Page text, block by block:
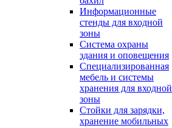
Информационные
стенды для входной
зоны
Система охраны
здания и оповещения
Специализированная
мебель и системы
хранения для входной
зоны
Стойки для зарядки,
хранение мобильных